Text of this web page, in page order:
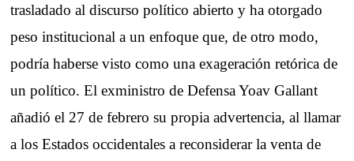
trasladado al discurso político abierto y ha otorgado
peso institucional a un enfoque que, de otro modo,
podría haberse visto como una exageración retórica de
un político. El exministro de Defensa Yoav Gallant
añadió el 27 de febrero su propia advertencia, al llamar
a los Estados occidentales a reconsiderar la venta de